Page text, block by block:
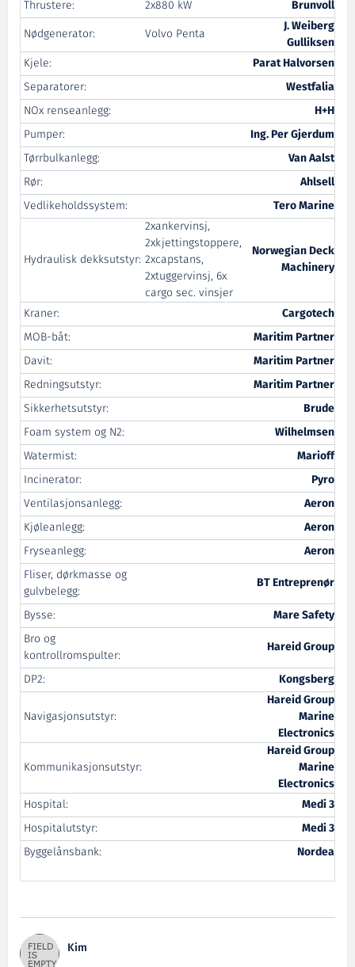
Thrustere:
2x880 kW
Brunvoll
Nødgenerator:
Volvo Penta
J. Weiberg
Gulliksen
Kjele:
Parat Halvorsen
Separatorer:
Westfalia
NOx renseanlegg:
H+H
Pumper:
Ing. Per Gjerdum
Tørrbulkanlegg:
Van Aalst
Rør:
Ahlsell
Vedlikeholdssystem:
Tero Marine
Hydraulisk dekksutstyr:
2xankervinsj,
2xkjettingstoppere,
2xcapstans,
2xtuggervinsj, 6x
cargo sec. vinsjer
Norwegian Deck
Machinery
Kraner:
Cargotech
MOB-båt:
Maritim Partner
Davit:
Maritim Partner
Redningsutstyr:
Maritim Partner
Sikkerhetsutstyr:
Brude
Foam system og N2:
Wilhelmsen
Watermist:
Marioff
Incinerator:
Pyro
Ventilasjonsanlegg:
Aeron
Kjøleanlegg:
Aeron
Fryseanlegg:
Aeron
Fliser, dørkmasse og
gulvbelegg:
BT Entreprenør
Bysse:
Mare Safety
Bro og
kontrollromspulter:
Hareid Group
DP2:
Kongsberg
Navigasjonsutstyr:
Hareid Group
Marine
Electronics
Kommunikasjonsutstyr:
Hareid Group
Marine
Electronics
Hospital:
Medi 3
Hospitalutstyr:
Medi 3
Byggelånsbank:
Nordea
Kim